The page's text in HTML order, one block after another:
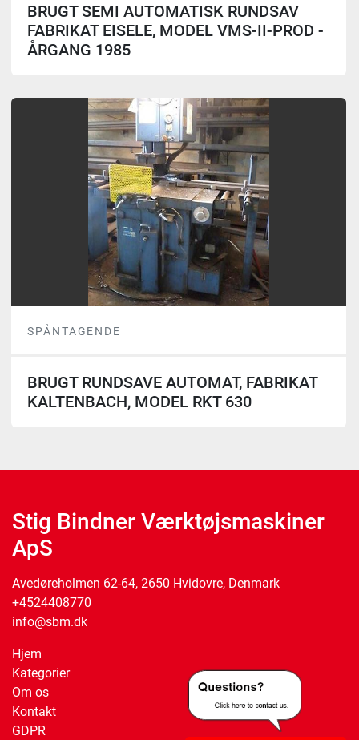
BRUGT SEMI AUTOMATISK RUNDSAV
FABRIKAT EISELE, MODEL VMS-II-PROD -
ÅRGANG 1985
SPÅNTAGENDE
BRUGT RUNDSAVE AUTOMAT, FABRIKAT
KALTENBACH, MODEL RKT 630
Stig Bindner Værktøjsmaskiner
ApS
Avedøreholmen 62-64, 2650 Hvidovre, Denmark
+4524408770
info@sbm.dk
Hjem
Kategorier
Om os
Kontakt
GDPR